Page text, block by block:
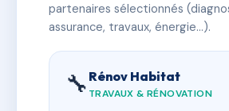
partenaires sélectionnés
assurance, travaux, énergie…).
🔧 Rénov Habitat
TRAVAUX & RÉNOVATION